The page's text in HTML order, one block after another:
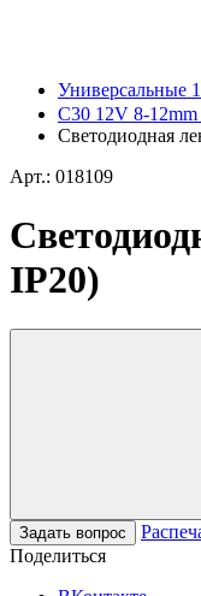
Универсальные
C30 12V 8-
Светодиодная
Арт.: 018109
IP20)
Задать вопрос
Поделиться